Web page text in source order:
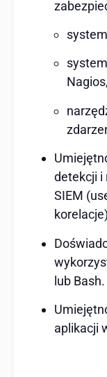
detekcji i
SIEM
lub Bash.
aplikacji